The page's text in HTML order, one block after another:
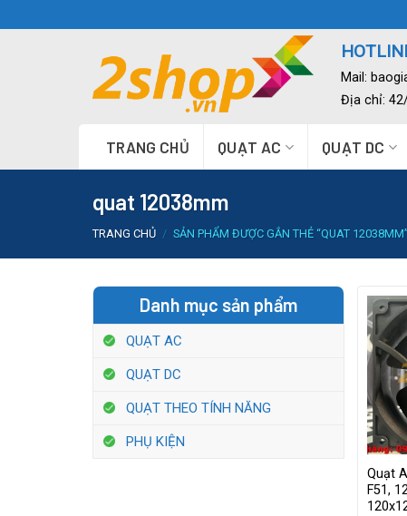
to
Mail:
Địa chỉ: 42/
TRANG CHỦ QUẠT AC QUẠT DC
quat 12038mm
TRANG CHỦ / SẢN PHẨM ĐƯỢC GẮN THẺ “QUAT 12038MM”
Danh mục sản phẩm
QUẠT AC
QUẠT DC
QUẠT THEO TÍNH NĂNG
PHỤ KIỆN
Quạt
F51,